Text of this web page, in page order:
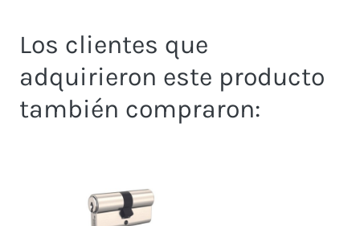
Los clientes que
adquirieron este producto
también compraron: